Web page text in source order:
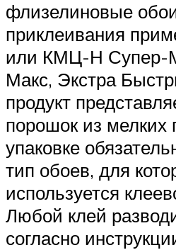
флизелиновые
приклеивания
или КМЦ-Н Супер-
Макс, Экстра
продукт
порошок из мелких
упаковке
тип обоев, для
используется
Любой клей
согласно